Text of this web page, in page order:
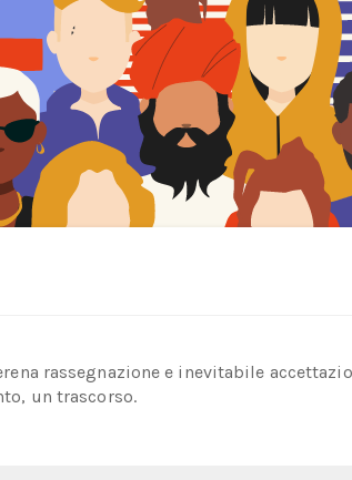
rassegnazione e inevitabile
un trascorso.